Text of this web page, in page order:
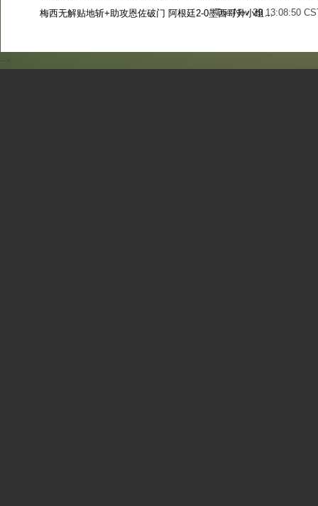
Tue Nov 29 13:08:50
梅西无解贴地斩+助攻恩佐破门 阿根廷2-0墨西哥升小组第二